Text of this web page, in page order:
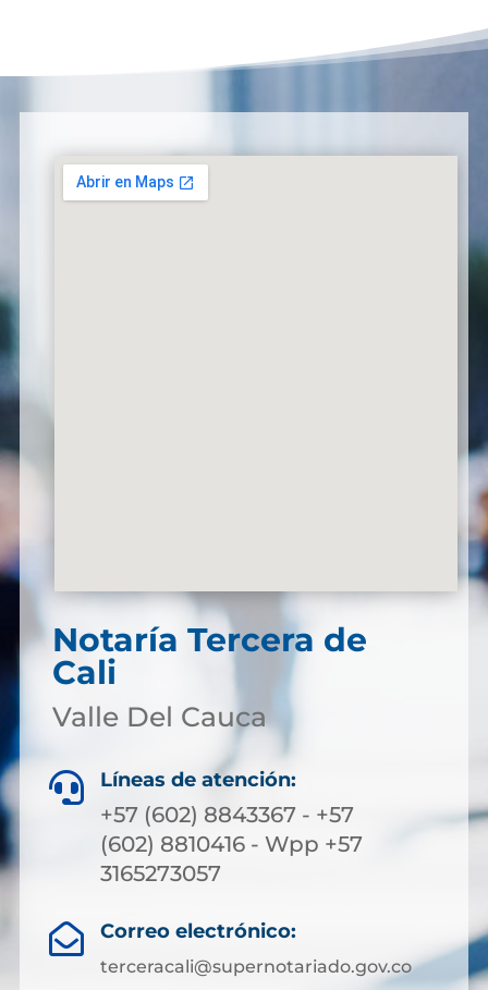
Notaría Tercera de
Cali
Valle Del Cauca
 Líneas de atención:
+57 (602) 8843367 - +57
(602) 8810416 - Wpp +57
3165273057
 Correo electrónico:
terceracali@supernotariado.gov.co